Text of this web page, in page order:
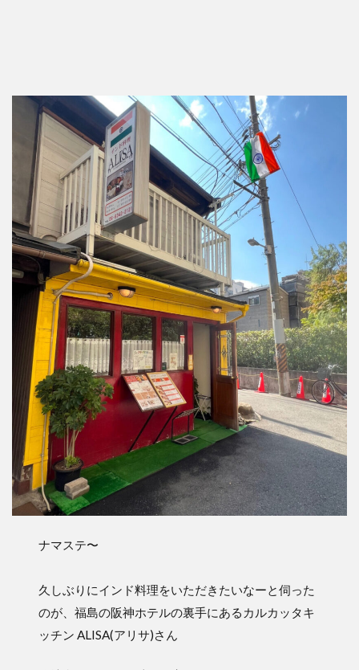
ナマステ〜
久しぶりにインド料理をいただきたいなーと伺った
のが、福島の阪神ホテルの裏手にあるカルカッタキ
ッチン ALISA(アリサ)さん